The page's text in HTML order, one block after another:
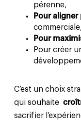
pérenne,
Pour
Pour
Pour créer
C’est un choix
qui souhaite
sacrifier